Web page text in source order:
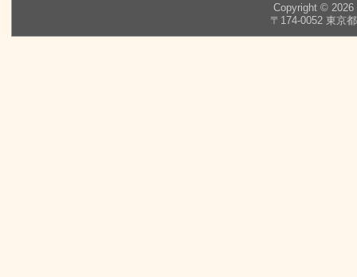
Copyright © 2026
〒174-0052 東京